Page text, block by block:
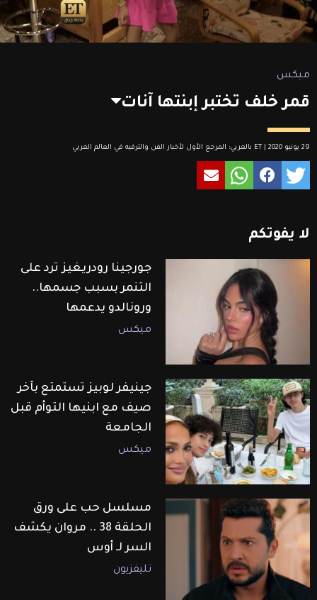
ميكس
قمر خلف تختبر إبنتها آنات
29 يونيو 2020 | ET بالعربي: المرجع الأول لأخبار الفن والترفيه في العالم العربي
لا يفوتكم
جورجينا رودريغيز ترد على
التنمر بسبب جسمها..
ورونالدو يدعمها
ميكس
جينيفر لوبيز تستمتع بآخر
صيف مع ابنيها التوأم قبل
الجامعة
ميكس
مسلسل حب على ورق
الحلقة 38 .. مروان يكشف
السر لـ أوس
تليفزيون